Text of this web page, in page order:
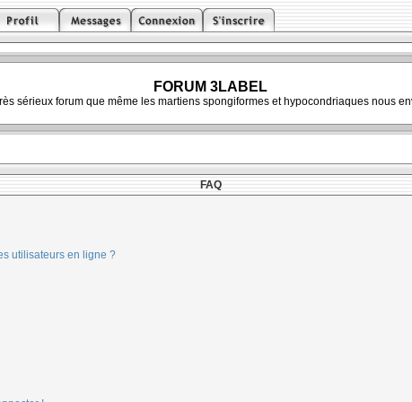
FORUM 3LABEL
sérieux forum que même les martiens spongiformes et hypocondriaques nous
FAQ
utilisateurs en ligne ?